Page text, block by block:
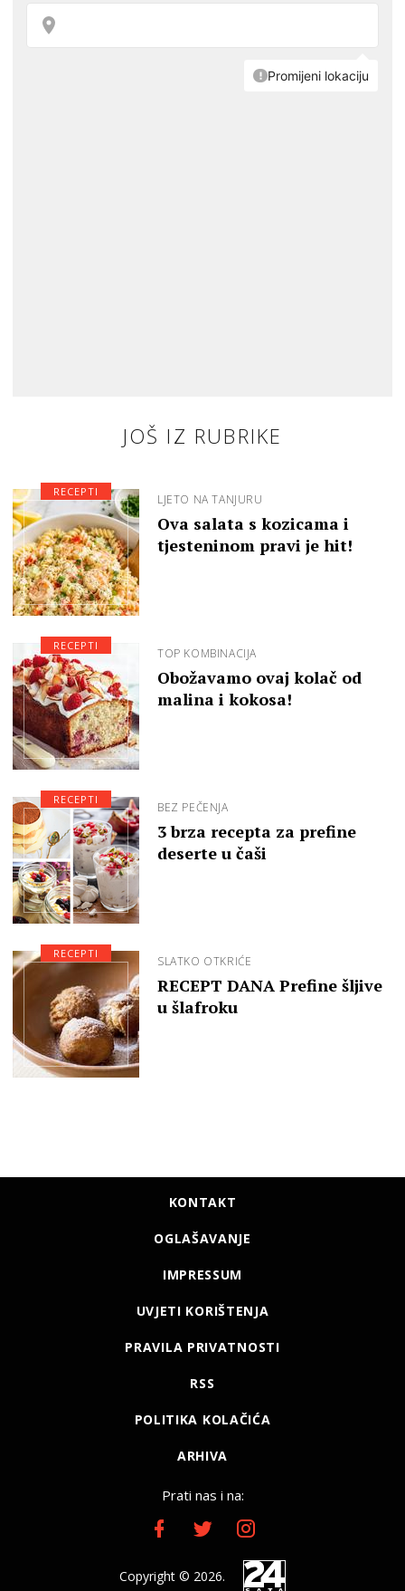
JOŠ IZ RUBRIKE
LJETO NA TANJURU
Ova salata s kozicama i
tjesteninom pravi je hit!
RECEPTI
TOP KOMBINACIJA
Obožavamo ovaj kolač od
malina i kokosa!
RECEPTI
BEZ PEČENJA
3 brza recepta za prefine
deserte u čaši
RECEPTI
SLATKO OTKRIĆE
RECEPT DANA Prefine šljive
u šlafroku
RECEPTI
KONTAKT
OGLAŠAVANJE
IMPRESSUM
UVJETI KORIŠTENJA
PRAVILA PRIVATNOSTI
RSS
POLITIKA KOLAČIĆA
ARHIVA
Prati nas i na:
Copyright © 2026.